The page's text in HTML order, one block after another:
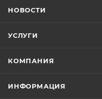
НОВОСТИ
УСЛУГИ
КОМПАНИЯ
ИНФОРМАЦИЯ